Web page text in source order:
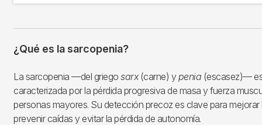
¿Qué es la sarcopenia?
La sarcopenia —del griego sarx (carne) y penia (escasez)—
caracterizada por la pérdida progresiva de masa y fuerza
personas mayores. Su detección precoz es clave para mejorar
prevenir caídas y evitar la pérdida de autonomía.